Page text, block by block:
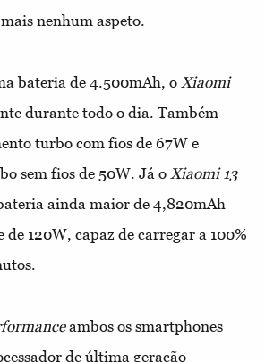
nenhum aspeto.
bateria de 4.500mAh, o Xiaomi
durante todo o dia. Também
turbo com fios de 67W e
sem fios de 50W. Já o Xiaomi 13
ainda maior de 4,820mAh
120W, capaz de carregar a 100%
ambos os smartphones
de última geração